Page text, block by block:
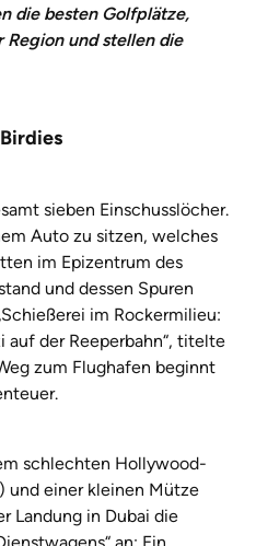
die besten Golfplätze,
Region und stellen die
sieben Einschusslöcher.
Auto zu sitzen, welches
im Epizentrum des
und dessen Spuren
im Rockermilieu:
auf der Reeperbahn“, titelte
zum Flughafen beginnt
schlechten Hollywood-
und einer kleinen Mütze
Landung in Dubai die